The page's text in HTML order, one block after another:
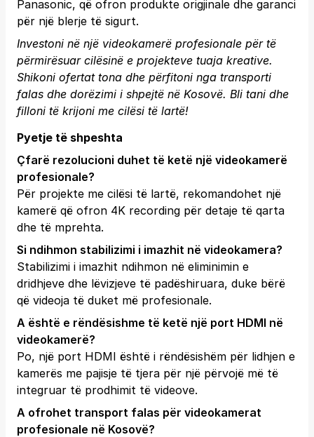
Panasonic, që ofron produkte origjinale dhe garanci
për një blerje të sigurt.
Investoni në një videokamerë profesionale për të
përmirësuar cilësinë e projekteve tuaja kreative.
Shikoni ofertat tona dhe përfitoni nga transporti
falas dhe dorëzimi i shpejtë në Kosovë. Bli tani dhe
filloni të krijoni me cilësi të lartë!
Pyetje të shpeshta
Çfarë rezolucioni duhet të ketë një videokamerë
profesionale?
Për projekte me cilësi të lartë, rekomandohet një
kamerë që ofron 4K recording për detaje të qarta
dhe të mprehta.
Si ndihmon stabilizimi i imazhit në videokamera?
Stabilizimi i imazhit ndihmon në eliminimin e
dridhjeve dhe lëvizjeve të padëshiruara, duke bërë
që videoja të duket më profesionale.
A është e rëndësishme të ketë një port HDMI në
videokamerë?
Po, një port HDMI është i rëndësishëm për lidhjen e
kamerës me pajisje të tjera për një përvojë më të
integruar të prodhimit të videove.
A ofrohet transport falas për videokamerat
profesionale në Kosovë?